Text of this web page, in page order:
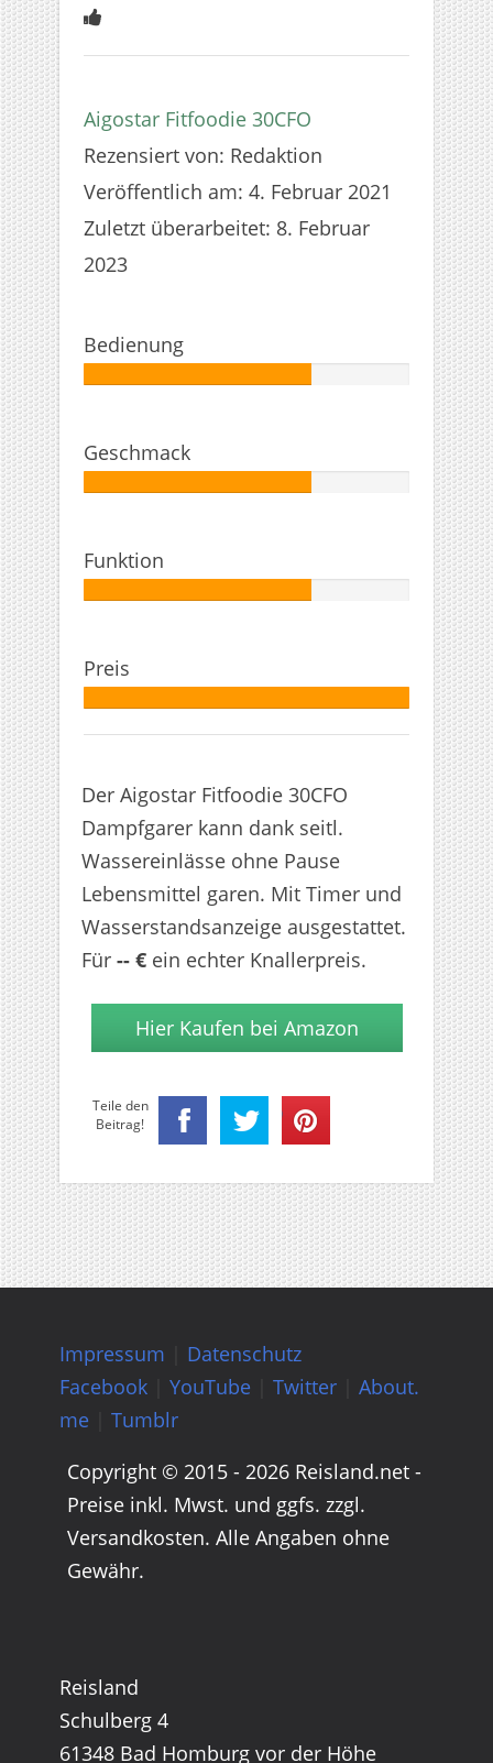
4
Sterne
Aigostar Fitfoodie 30CFO
Rezensiert von: Redaktion
Veröffentlich am: 4. Februar 2021
Zuletzt überarbeitet: 8. Februar
2023
Bedienung
Geschmack
Funktion
Preis
Der Aigostar Fitfoodie 30CFO
Dampfgarer kann dank seitl.
Wassereinlässe ohne Pause
Lebensmittel garen. Mit Timer und
Wasserstandsanzeige ausgestattet.
Für -- € ein echter Knallerpreis.
Hier Kaufen bei Amazon
Teile den
Beitrag!
Impressum
Datenschutz
Facebook
YouTube Twitter
About.
me
Tumblr
Copyright © 2015 - 2026 Reisland.net -
Preise inkl. Mwst. und ggfs. zzgl.
Versandkosten. Alle Angaben ohne
Gewähr.
Reisland
Schulberg 4
61348 Bad Homburg vor der Höhe